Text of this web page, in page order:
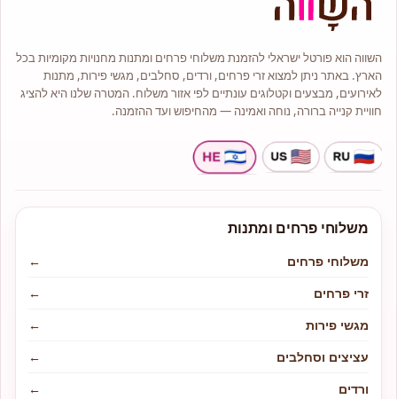
מתנות לאירועים מיוחדים באור יהודה
מחפשים מתנה מושלמת?
מתנות, כולל: מארזי שוקולד יינות
איכותיים זרי בלונים/li> זרי כלה למה
לבחור בנו?
✔ פרחים טריים באיכות הגבוהה ביותר
✔ שירות אישי ומקצועי ✔ משלוחים
מהירים לכל רחבי אור יהודה ✔ מגוון
להזמנה מהירה רוצים להזמין פרחים
או מתנה מיוחדת?
השווה הוא פורטל ישראלי להזמנת משלוחי פרחים ומתנות מחנויות מקומיות בכל
הארץ. באתר ניתן למצוא זרי פרחים, ורדים, סחלבים, מגשי פירות, מתנות
לאירועים, מבצעים וקטלוגים עונתיים לפי אזור משלוח. המטרה שלנו היא להציג
חוויית קנייה ברורה, נוחה ואמינה — מהחיפוש ועד ההזמנה.
משלוחי פרחים ומתנות
משלוחי פרחים
←
זרי פרחים
←
מגשי פירות
←
עציצים וסחלבים
←
ורדים
←